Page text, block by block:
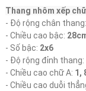
Thang nhôm xếp
- Độ rộng chân thang:
- Chiều cao bậc:
- Số bậc: 2x6
- Độ rộng đỉnh thang:
- Chiều cao chữ A: 1,
- Chiều cao duỗi